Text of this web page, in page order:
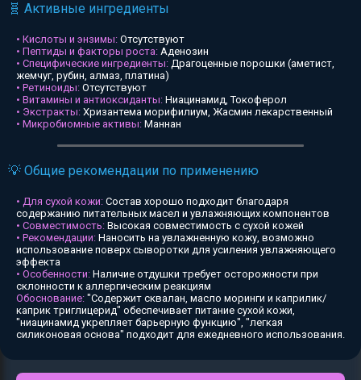
🧬 Активные ингредиенты
• Кислоты и энзимы: Отсутствуют
• Пептиды и факторы роста: Аденозин
• Специфические ингредиенты: Драгоценные порошки (аметист,
жемчуг, рубин, алмаз, платина)
• Ретиноиды: Отсутствуют
• Витамины и антиоксиданты: Ниацинамид, Токоферол
• Экстракты: Хризантема морифилиум, Жасмин лекарственный
• Микробиомные активы: Маннан
💡 Общие рекомендации по применению
• Для сухой кожи: Состав хорошо подходит благодаря
содержанию питательных масел и увлажняющих компонентов
• Совместимость: Высокая совместимость с сухой кожей
• Рекомендации: Наносить на увлажненную кожу, возможно
использование поверх сыворотки для усиления увлажняющего
эффекта
• Особенности: Наличие отдушки требует осторожности при
склонности к аллергическим реакциям
Обоснование: "Содержит сквалан, масло моринги и каприлик/
каприк триглицерид" обеспечивает питание сухой кожи,
"ниацинамид укрепляет барьерную функцию", "легкая
силиконовая основа" подходит для ежедневного использования.